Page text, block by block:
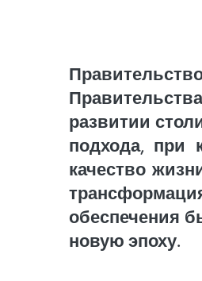
развитии
подхода, при
качество
обеспечения
новую эпоху.